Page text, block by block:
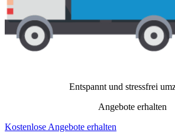
Entspannt und stressfrei
Angebote erhalten
Kostenlose Angebote erhalten